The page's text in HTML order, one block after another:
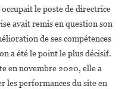
le poste de directrice
avait remis en question son
de ses compétences
a été le point le plus décisif.
en novembre 2020, elle a
les performances du site en